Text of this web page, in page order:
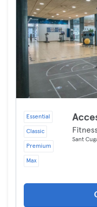
Essential
Classic
Premium
Max
Sant